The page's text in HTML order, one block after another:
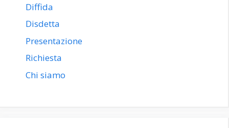
Diffida
Disdetta
Presentazione
Richiesta
Chi siamo